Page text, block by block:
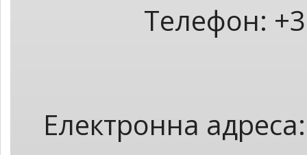
Телефон:
Електронна